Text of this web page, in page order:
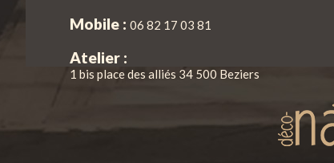
Mobile : 06 82 17 03 81
Atelier :
1 bis place des alliés 34 500 Beziers